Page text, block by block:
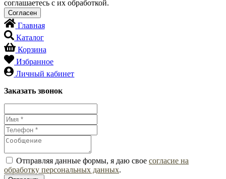
соглашаетесь с их обработкой.
Главная
Каталог
Корзина
Избранное
Личный кабинет
Заказать звонок
Отправляя данные формы, я даю свое согласие на
обработку персональных данных.